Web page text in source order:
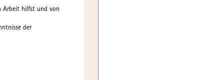
Arbeit hilfst und von
der